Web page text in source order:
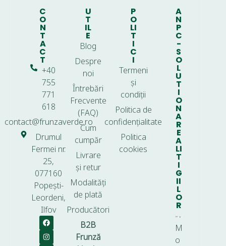
C
O
N
T
A
C
T
+40
755
771
618
contact@frunzaverde.ro
Drumul
Fermei nr.
25,
077160
Popești-
Leordeni,
Ilfov
U
T
IL
E
Blog
Despre
noi
Întrebări
Frecvente
(FAQ)
Cum
cumpăr
Livrare
și retur
Modalități
de plată
Producători
B2B
Frunză
P
O
LI
T
I
C
I
Termeni
și
condiții
Politica de
confidențialitate
Politica
cookies
A
N
P
C
-
S
O
L
U
T
I
O
N
A
R
E
A
LI
T
I
G
II
L
O
R
M
o